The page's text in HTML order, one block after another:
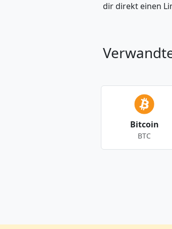
dir direkt einen
Bitcoin
BTC